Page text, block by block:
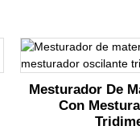
Mesturador De
Con